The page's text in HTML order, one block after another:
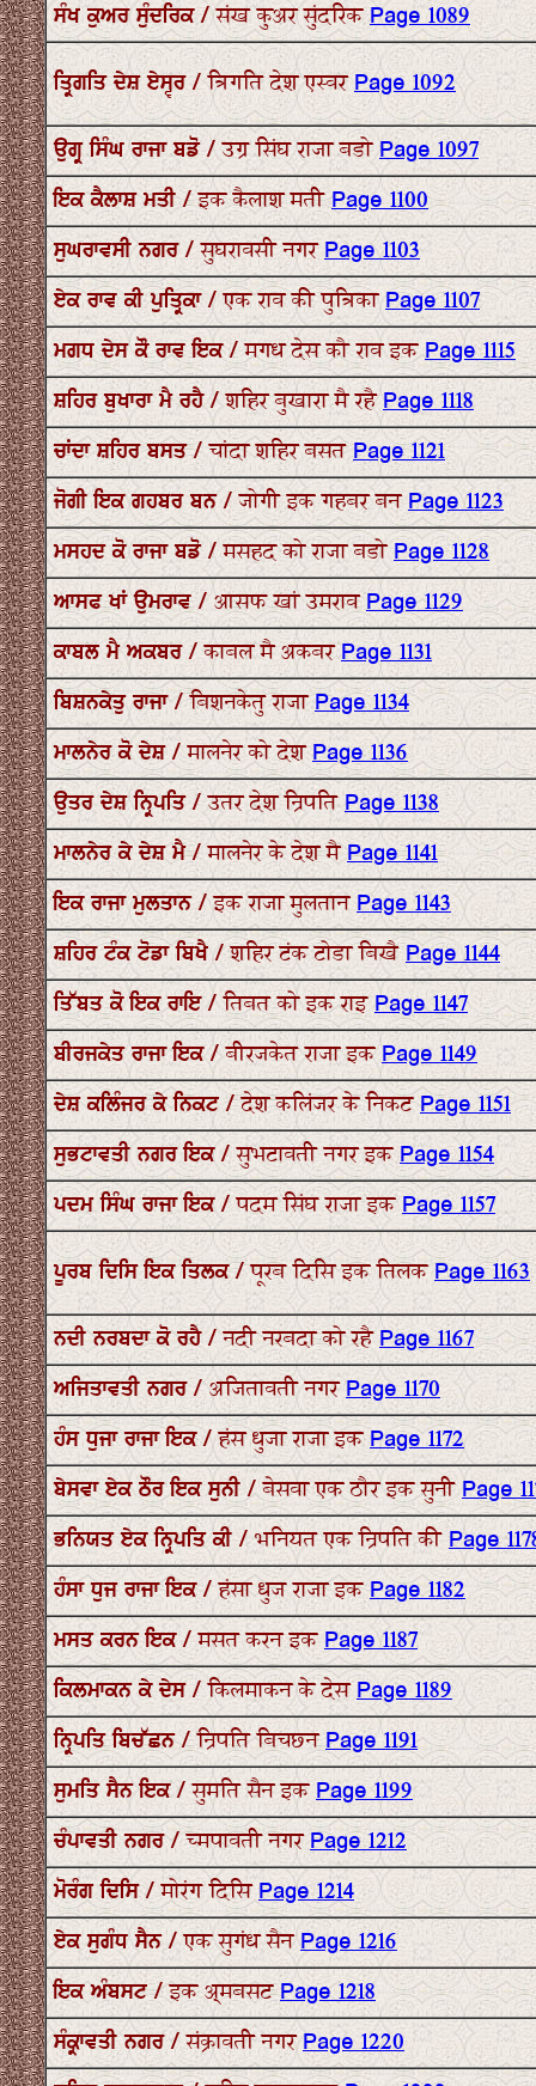
ਸੰਖ ਕੁਅਰ ਸੁੰਦਰਿਕ / संख कुअर सुंदरिकPage 1089
ਤ੍ਰਿਗਤਿ ਦੇਸ਼ ਏਸ੍ਵਰ / त्रिगति देश एस्वरPage 1092
ਉਗ੍ਰ ਸਿੰਘ ਰਾਜਾ ਬਡੋ / उग्र सिंघ राजा बडोPage 1097
ਇਕ ਕੈਲਾਸ਼ ਮਤੀ / इक कैलाश मतीPage 1100
ਸੁਘਰਾਵਸੀ ਨਗਰ / सुघरावसी नगरPage 1103
ਏਕ ਰਾਵ ਕੀ ਪੁਤ੍ਰਿਕਾ / एक राव की पुत्रिकाPage 1107
ਮਗਧ ਦੇਸ ਕੌ ਰਾਵ ਇਕ / मगध देस कौ राव इकPage 1115
ਸ਼ਹਿਰ ਬੁਖਾਰਾ ਮੈ ਰਹੈ / शहिर बुखारा मै रहैPage 1118
ਚਾਂਦਾ ਸ਼ਹਿਰ ਬਸਤ / चांदा शहिर बसतPage 1121
ਜੋਗੀ ਇਕ ਗਹਬਰ ਬਨ / जोगी इक गहबर बनPage 1123
ਮਸਹਦ ਕੋ ਰਾਜਾ ਬਡੋ / मसहद को राजा बडोPage 1128
ਆਸਫ ਖਾਂ ਉਮਰਾਵ / आसफ खां उमरावPage 1129
ਕਾਬਲ ਮੈ ਅਕਬਰ / काबल मै अकबरPage 1131
ਬਿਸ਼ਨਕੇਤੁ ਰਾਜਾ / बिशनकेतु राजाPage 1134
ਮਾਲਨੇਰ ਕੋ ਦੇਸ਼ / मालनेर को देशPage 1136
ਉਤਰ ਦੇਸ਼ ਨ੍ਰਿਪਤਿ / उतर देश न्रिपतिPage 1138
ਮਾਲਨੇਰ ਕੇ ਦੇਸ਼ ਮੈ / मालनेर के देश मैPage 1141
ਇਕ ਰਾਜਾ ਮੁਲਤਾਨ / इक राजा मुलतानPage 1143
ਸ਼ਹਿਰ ਟੰਕ ਟੋਡਾ ਬਿਖੈ / शहिर टंक टोडा बिखैPage 1144
ਤਿੱਬਤ ਕੋ ਇਕ ਰਾਇ / तिबत को इक राइPage 1147
ਬੀਰਜਕੇਤ ਰਾਜਾ ਇਕ / बीरजकेत राजा इकPage 1149
ਦੇਸ਼ ਕਲਿੰਜਰ ਕੇ ਨਿਕਟ / देश कलिंजर के निकटPage 1151
ਸੁਭਟਾਵਤੀ ਨਗਰ ਇਕ / सुभटावती नगर इकPage 1154
ਪਦਮ ਸਿੰਘ ਰਾਜਾ ਇਕ / पदम सिंघ राजा इकPage 1157
ਪੂਰਬ ਦਿਸਿ ਇਕ ਤਿਲਕ / पूरब दिसि इक तिलकPage 1163
ਨਦੀ ਨਰਬਦਾ ਕੋ ਰਹੈ / नदी नरबदा को रहैPage 1167
ਅਜਿਤਾਵਤੀ ਨਗਰ / अजितावती नगरPage 1170
ਹੰਸ ਧੁਜਾ ਰਾਜਾ ਇਕ / हंस धुजा राजा इकPage 1172
ਬੇਸਵਾ ਏਕ ਠੌਰ ਇਕ ਸੁਨੀ / बेसवा एक ठौर इक सुनीPage
ਭਨਿਯਤ ਏਕ ਨ੍ਰਿਪਤਿ ਕੀ / भनियत एक न्रिपति कीPage
ਹੰਸਾ ਧੁਜ ਰਾਜਾ ਇਕ / हंसा धुज राजा इकPage 1182
ਮਸਤ ਕਰਨ ਇਕ / मसत करन इकPage 1187
ਕਿਲਮਾਕਨ ਕੇ ਦੇਸ / किलमाकन के देसPage 1189
ਨ੍ਰਿਪਤਿ ਬਿਚੱਛਨ / न्रिपति बिचछनPage 1191
ਸੁਮਤਿ ਸੈਨ ਇਕ / सुमति सैन इकPage 1199
ਚੰਪਾਵਤੀ ਨਗਰ / च्मपावती नगरPage 1212
ਮੋਰੰਗ ਦਿਸਿ / मोरंग दिसिPage 1214
ਏਕ ਸੁਗੰਧ ਸੈਨ / एक सुगंध सैनPage 1216
ਇਕ ਅੰਬਸਟ / इक अ्मबसटPage 1218
ਸੰਕ੍ਰਾਵਤੀ ਨਗਰ / संक्रावती नगरPage 1220